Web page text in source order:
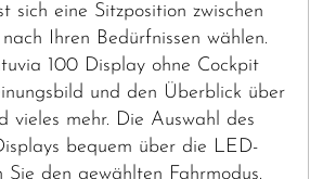
sich eine Sitzposition zwischen
Ihren Bedürfnissen wählen.
100 Display ohne Cockpit
und den Überblick über
vieles mehr. Die Auswahl des
bequem über die LED-
den gewählten Fahrmodus.